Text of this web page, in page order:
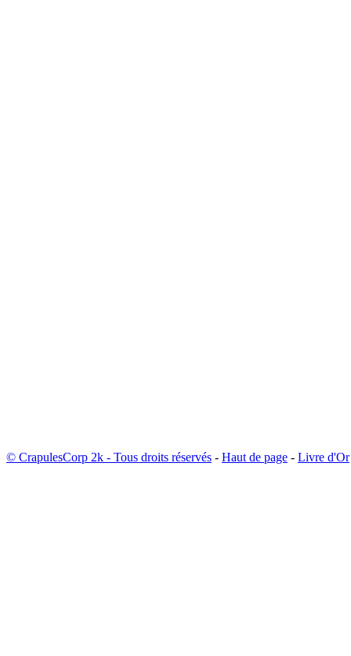
© CrapulesCorp 2k - Tous droits réservés - Haut de page - Livre d'Or